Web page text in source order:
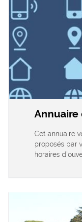
Annuaire
Cet annuaire
proposés par
horaires